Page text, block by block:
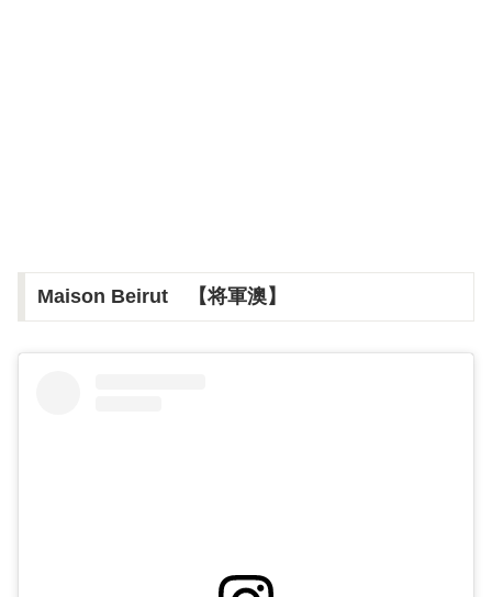
Maison Beirut 【将軍澳】